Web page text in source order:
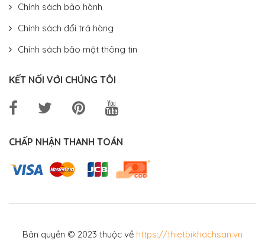
Chính sách bảo hành
Chính sách đổi trả hàng
Chính sách bảo mật thông tin
KẾT NỐI VỚI CHÚNG TÔI
CHẤP NHẬN THANH TOÁN
Bản quyền © 2023 thuộc về https://thietbikhachsan.vn